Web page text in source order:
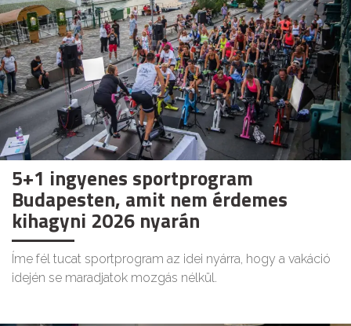
5+1 ingyenes sportprogram
Budapesten, amit nem érdemes
kihagyni 2026 nyarán
Íme fél tucat sportprogram az idei nyárra, hogy a vakáció
idején se maradjatok mozgás nélkül.